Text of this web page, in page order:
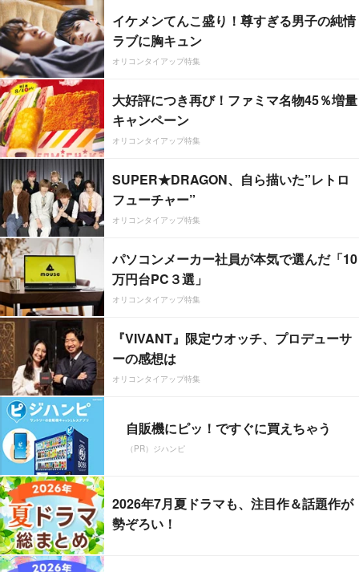
イケメンてんこ盛り！尊すぎる男子の純情
ラブに胸キュン
オリコンタイアップ特集
大好評につき再び！ファミマ名物45％増量
キャンペーン
オリコンタイアップ特集
SUPER★DRAGON、自ら描いた”レトロ
フューチャー”
オリコンタイアップ特集
パソコンメーカー社員が本気で選んだ「10
万円台PC３選」
オリコンタイアップ特集
『VIVANT』限定ウオッチ、プロデューサ
ーの感想は
オリコンタイアップ特集
自販機にピッ！ですぐに買えちゃう
（PR）ジハンピ
2026年7月夏ドラマも、注目作＆話題作が
勢ぞろい！